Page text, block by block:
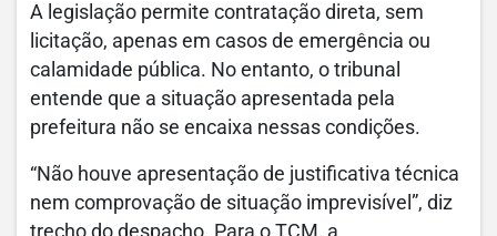
A legislação permite contratação direta, sem
licitação, apenas em casos de emergência ou
calamidade pública. No entanto, o tribunal
entende que a situação apresentada pela
prefeitura não se encaixa nessas condições.
“Não houve apresentação de justificativa técnica
nem comprovação de situação imprevisível”, diz